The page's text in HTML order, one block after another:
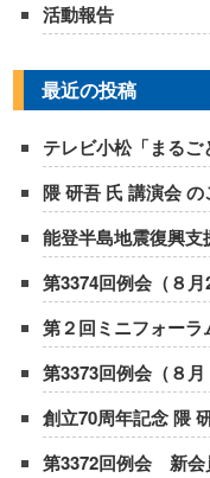
活動報告
最近の投稿
テレビ小松「まるご
隈 研吾 氏 講演会
能登半島地震復興支
第3374回例会（８月
第２回ミニフォーラ
第3373回例会（８月
創立70周年記念 隈
第3372回例会 新会